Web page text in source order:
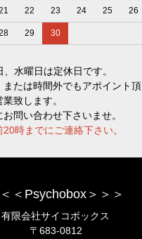
22 23 24 25 26
29 30
、水曜日は定休日です。
または時間外でもアポイント頂
致します。
お問い合わせ下さいませ。
時までにご連絡下さい。
＜Psychobox＞＞＞
有限会社サイコボックス
〒683-0812